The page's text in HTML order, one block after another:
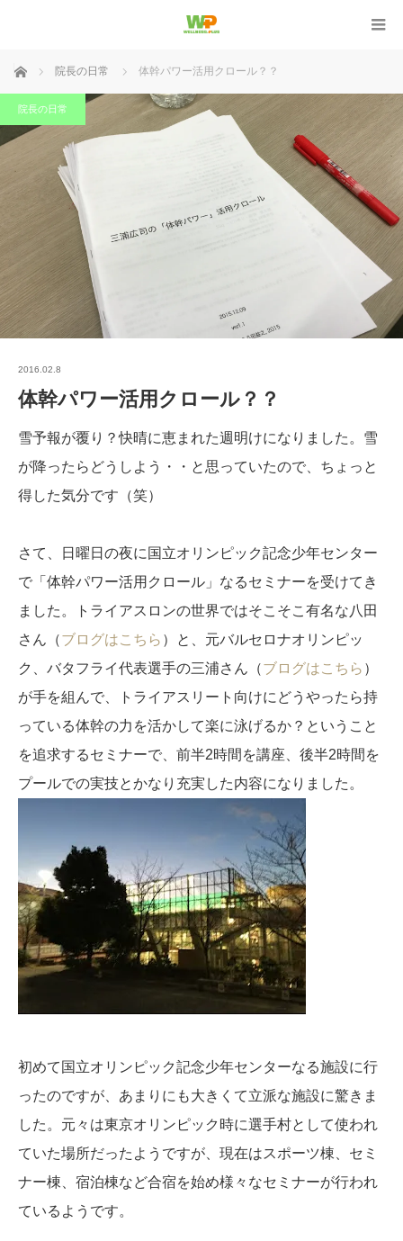
ホーム 院長の日常 体幹パワー活用クロール？？
院長の日常
2016.02.8
体幹パワー活用クロール？？
雪予報が覆り？快晴に恵まれた週明けになりました。雪
が降ったらどうしよう・・と思っていたので、ちょっと
得した気分です（笑）
さて、日曜日の夜に国立オリンピック記念少年センター
で「体幹パワー活用クロール」なるセミナーを受けてき
ました。トライアスロンの世界ではそこそこ有名な八田
さん（ブログはこちら ）と、元バルセロナオリンピッ
ク、バタフライ代表選手の三浦さん（ブログはこちら ）
が手を組んで、トライアスリート向けにどうやったら持
っている体幹の力を活かして楽に泳げるか？ということ
を追求するセミナーで、前半2時間を講座、後半2時間を
プールでの実技とかなり充実した内容になりました。
初めて国立オリンピック記念少年センターなる施設に行
ったのですが、あまりにも大きくて立派な施設に驚きま
した。元々は東京オリンピック時に選手村として使われ
ていた場所だったようですが、現在はスポーツ棟、セミ
ナー棟、宿泊棟など合宿を始め様々なセミナーが行われ
ているようです。